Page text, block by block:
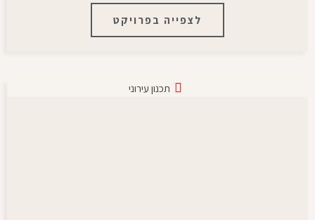
לצפייה בפרויקט
תכנון עירוני